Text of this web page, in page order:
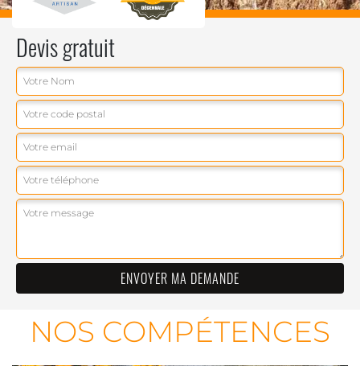
Devis gratuit
NOS COMPÉTENCES